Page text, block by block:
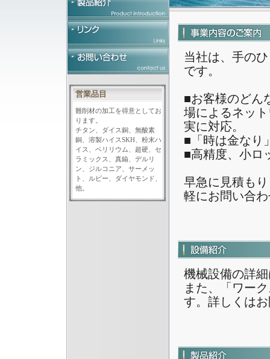
営業品目
難削材の加工を得意としてお
ります。
チタン、ダイス銅、無酸素
銅、溶製ハイスSKH、粉末ハ
イス、ベリリウム、超硬、セ
ラミックス、真鍮、デルリ
ン、ジルコニア、サーメッ
ト、ルビー、ダイヤモンド、
他。
当社は、手の
です。
■お客様のどん
場によるネッ
実に対応。
■「時は金なり
■高精度、小ロ
早急に見積も
軽にお問い合
機械設備の詳
また、「ワー
す。詳しくは